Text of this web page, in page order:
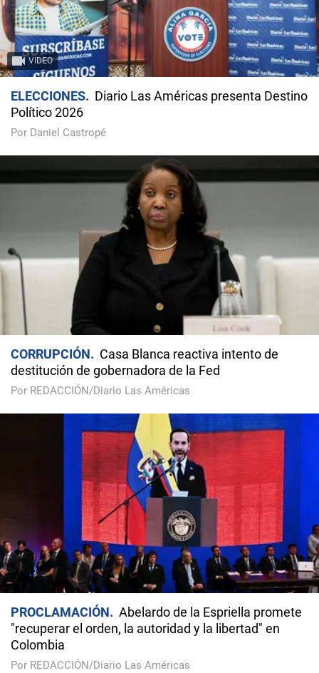
VIDEO
ELECCIONES
Diario Las Américas presenta Destino
Político 2026
Por Daniel Castropé
CORRUPCIÓN
Casa Blanca reactiva intento de
destitución de gobernadora de la Fed
Por REDACCIÓN/Diario Las Américas
PROCLAMACIÓN
Abelardo de la Espriella promete
"recuperar el orden, la autoridad y la libertad" en
Colombia
Por REDACCIÓN/Diario Las Américas